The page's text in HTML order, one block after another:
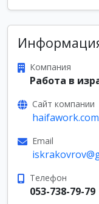
Компания
Работа в
Сайт компании
Email
Телефон
053-738-79-79